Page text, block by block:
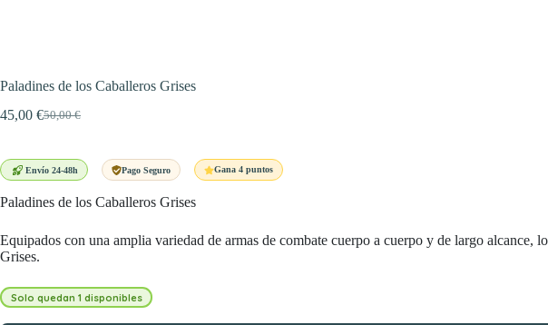
Paladines de los Caballeros Grises
50,00€
El
era:
45,00 €El
es:
Envío 24-48h Pago Seguro Gana 4 puntos
Paladines de los Caballeros Grises
Equipados con una amplia variedad de armas de combate cuerpo a cuerpo y de largo
Grises.
Solo quedan 1 disponibles